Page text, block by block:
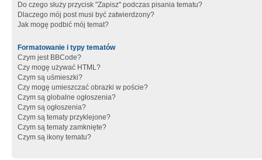
Do czego służy przycisk "Zapisz" podczas pisania tematu?
Dlaczego mój post musi być zatwierdzony?
Jak mogę podbić mój temat?
Formatowanie i typy tematów
Czym jest BBCode?
Czy mogę używać HTML?
Czym są uśmieszki?
Czy mogę umieszczać obrazki w poście?
Czym są globalne ogłoszenia?
Czym są ogłoszenia?
Czym są tematy przyklejone?
Czym są tematy zamknięte?
Czym są ikony tematu?